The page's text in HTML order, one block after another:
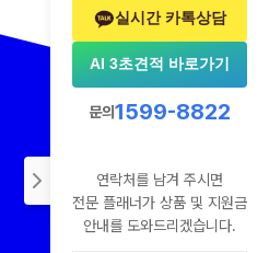
실시간 카톡상담
AI 3초견적 바로가기
문의1599-8822
연락처를 남겨 주시면
전문 플래너가 상품 및 지원금
안내를 도와드리겠습니다.